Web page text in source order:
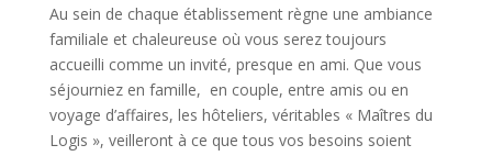
Au sein de chaque établissement règne une ambiance
familiale et chaleureuse où vous serez toujours
accueilli comme un invité, presque en ami. Que vous
séjourniez en famille, en couple, entre amis ou en
voyage d’affaires, les hôteliers, véritables « Maîtres du
Logis », veilleront à ce que tous vos besoins soient